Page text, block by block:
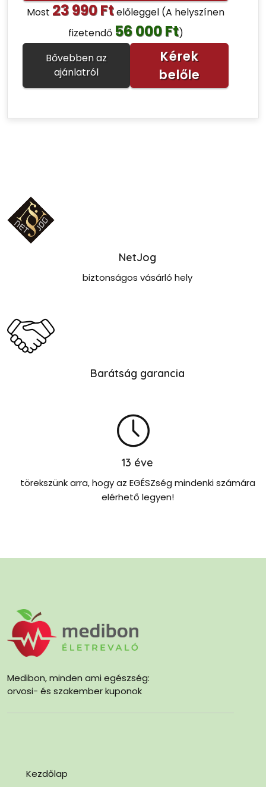
Most 23 990 Ftelőleggel (A helyszínen
fizetendő 56 000 Ft)
Bővebben az
ajánlatról
Kérek
belőle
NetJog
biztonságos vásárló hely
Barátság garancia
13 éve
törekszünk arra, hogy az EGÉSZség mindenki számára
elérhető legyen!
Medibon, minden ami egészség:
orvosi- és szakember kuponok
Kezdőlap